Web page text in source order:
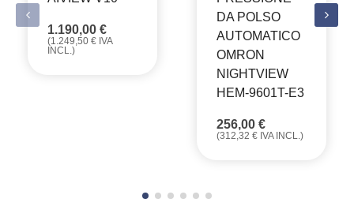
1.190,00 €
(1.249,50 € IVA
INCL.)
DA POLSO
AUTOMATICO
OMRON
NIGHTVIEW
HEM-9601T-E3
256,00 €
(312,32 € IVA INCL.)